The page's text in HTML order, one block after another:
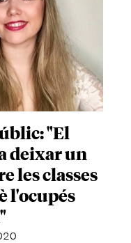
"El
deixar un
les classes
l'ocupés